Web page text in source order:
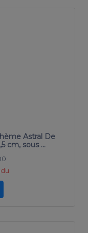
Astral De
cm, sous …